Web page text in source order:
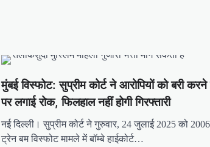
मुंबई विस्फोट: सुप्रीम कोर्ट ने आरोपियों को बरी
पर लगाई रोक, फिलहाल नहीं होगी गिरफ्तारी
नई दिल्ली। सुप्रीम कोर्ट ने गुरुवार, 24 जुलाई 2025 को
ट्रेन बम विस्फोट मामले में बॉम्बे हाईकोर्ट…